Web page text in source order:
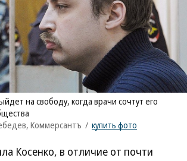
на свободу, когда врачи сочтут его
Коммерсантъ / купить фото
Косенко, в отличие от почти